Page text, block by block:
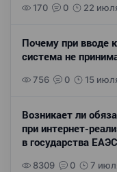
170 0 22
Почему при вводе
система не
756 0 15
Возникает ли
при интернет-
в государства
8309 0 7